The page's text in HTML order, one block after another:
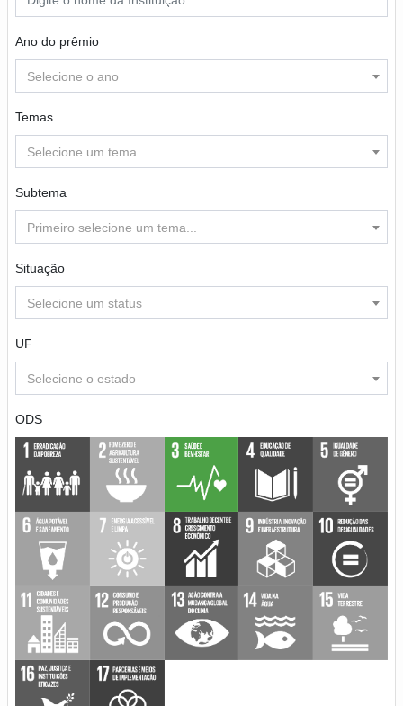
Ano do prêmio
Selecione o ano
Temas
Selecione um tema
Subtema
Primeiro selecione um tema...
Situação
Selecione um status
UF
Selecione o estado
ODS